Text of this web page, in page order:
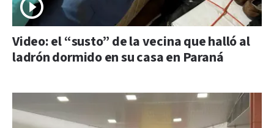
Video: el “susto” de la vecina que halló al
ladrón dormido en su casa en Paraná